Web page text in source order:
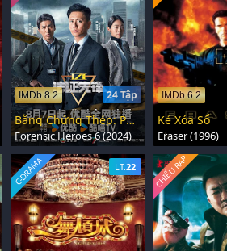
24 Tập
IMDb 8.2
Bằng Chứng Thép: Phần 6
Forensic Heroes 6 (2024)
IMDb 6.2
Kẻ Xóa Sổ
Eraser (1996)
LT.22
C-DRAMA CHIẾU RẠP